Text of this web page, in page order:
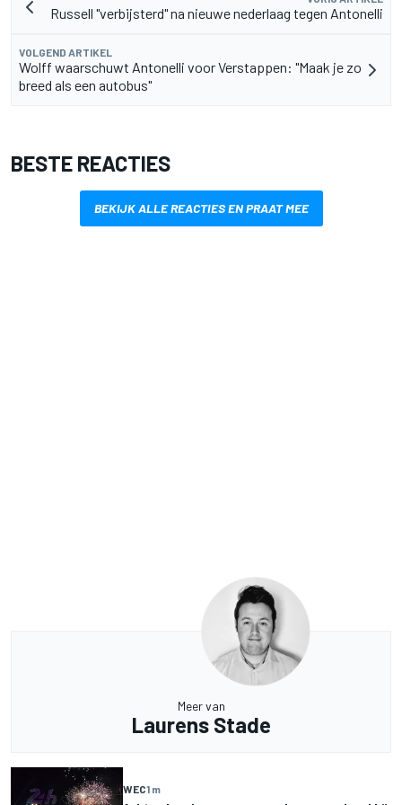
Russell "verbijsterd" na nieuwe nederlaag tegen Antonelli
VOLGEND ARTIKEL
Wolff waarschuwt Antonelli voor Verstappen: "Maak je zo
breed als een autobus"
BESTE REACTIES
BEKIJK ALLE REACTIES EN PRAAT MEE
Meer van
Laurens Stade
WEC1 m